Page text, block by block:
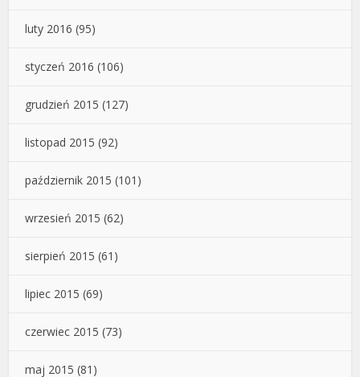
luty 2016 (95)
styczeń 2016 (106)
grudzień 2015 (127)
listopad 2015 (92)
październik 2015 (101)
wrzesień 2015 (62)
sierpień 2015 (61)
lipiec 2015 (69)
czerwiec 2015 (73)
maj 2015 (81)